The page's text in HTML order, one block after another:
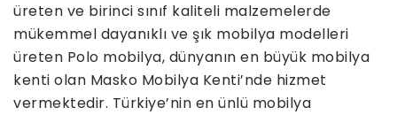
üreten ve birinci sınıf kaliteli malzemelerde
mükemmel dayanıklı ve şık mobilya modelleri
üreten Polo mobilya, dünyanın en büyük mobilya
kenti olan Masko Mobilya Kenti’nde hizmet
vermektedir. Türkiye’nin en ünlü mobilya